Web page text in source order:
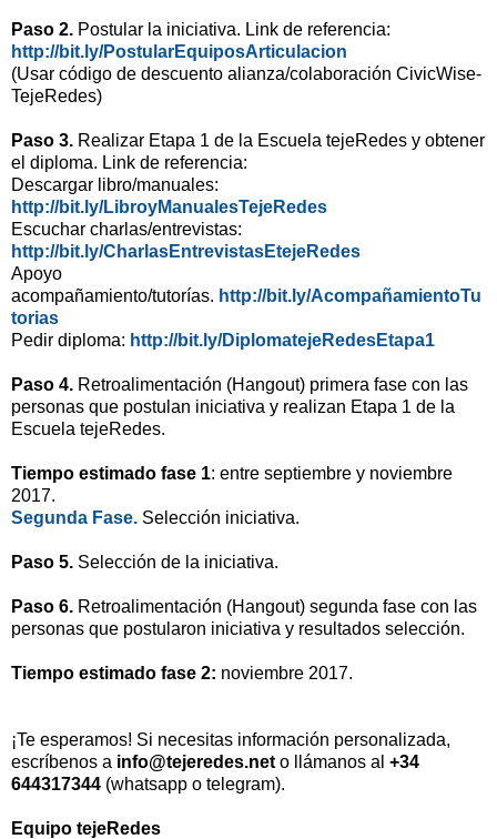
Paso 2. Postular la iniciativa. Link de referencia:
http://bit.ly/PostularEquiposArticulacion
(Usar código de descuento alianza/colaboración CivicWise-
TejeRedes)
Paso 3. Realizar Etapa 1 de la Escuela tejeRedes y obtener
el diploma. Link de referencia:
Descargar libro/manuales:
http://bit.ly/LibroyManualesTejeRedes
Escuchar charlas/entrevistas:
http://bit.ly/CharlasEntrevistasEtejeRedes
Apoyo
acompañamiento/tutorías. http://bit.ly/AcompañamientoTu
torias
Pedir diploma: http://bit.ly/DiplomatejeRedesEtapa1
Paso 4. Retroalimentación (Hangout) primera fase con las
personas que postulan iniciativa y realizan Etapa 1 de la
Escuela tejeRedes.
Tiempo estimado fase 1: entre septiembre y noviembre
2017.
Segunda Fase. Selección iniciativa.
Paso 5. Selección de la iniciativa.
Paso 6. Retroalimentación (Hangout) segunda fase con las
personas que postularon iniciativa y resultados selección.
Tiempo estimado fase 2: noviembre 2017.
¡Te esperamos! Si necesitas información personalizada,
escríbenos a info@tejeredes.net o llámanos al +34
644317344 (whatsapp o telegram).
Equipo tejeRedes